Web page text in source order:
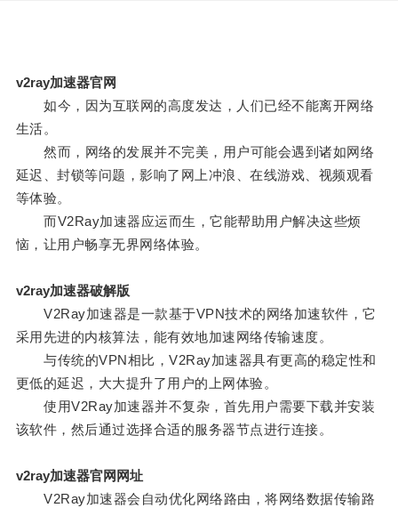
v2ray加速器官网
如今，因为互联网的高度发达，人们已经不能离开网络
生活。
然而，网络的发展并不完美，用户可能会遇到诸如网络
延迟、封锁等问题，影响了网上冲浪、在线游戏、视频观看
等体验。
而V2Ray加速器应运而生，它能帮助用户解决这些烦
恼，让用户畅享无界网络体验。
v2ray加速器破解版
V2Ray加速器是一款基于VPN技术的网络加速软件，它
采用先进的内核算法，能有效地加速网络传输速度。
与传统的VPN相比，V2Ray加速器具有更高的稳定性和
更低的延迟，大大提升了用户的上网体验。
使用V2Ray加速器并不复杂，首先用户需要下载并安装
该软件，然后通过选择合适的服务器节点进行连接。
v2ray加速器官网网址
V2Ray加速器会自动优化网络路由，将网络数据传输路